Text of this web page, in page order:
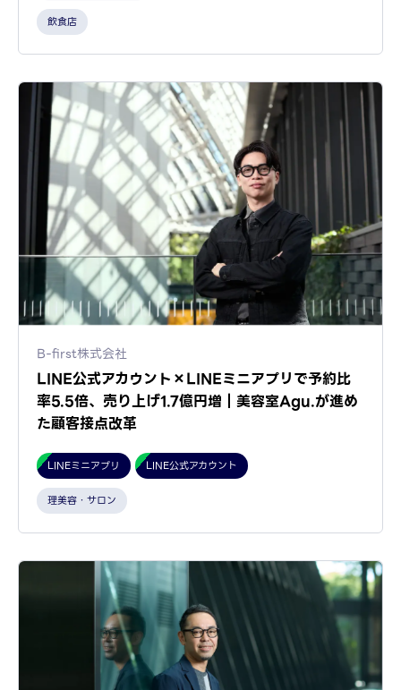
飲食店
B-first株式会社
LINE公式アカウント×LINEミニアプリで予約比
率5.5倍、売り上げ1.7億円増｜美容室Agu.が進め
た顧客接点改革
LINEミニアプリ LINE公式アカウント
理美容・サロン